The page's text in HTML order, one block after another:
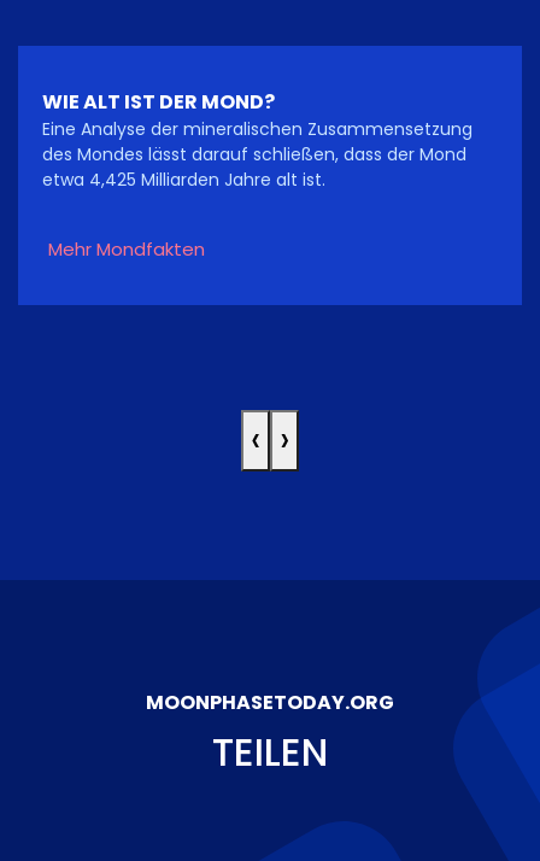
WIE ALT IST DER MOND?
Eine Analyse der mineralischen Zusammensetzung
des Mondes lässt darauf schließen, dass der Mond
etwa 4,425 Milliarden Jahre alt ist.
Mehr Mondfakten
‹ ›
MOONPHASETODAY.ORG
TEILEN